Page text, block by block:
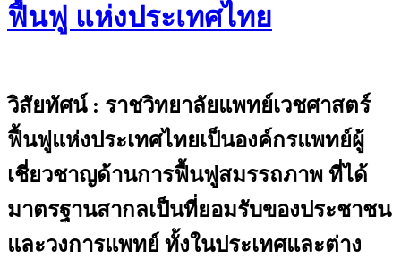
ฟื้นฟู แห่งประเทศไทย
วิสัยทัศน์ : ราชวิทยาลัยแพทย์เวชศาสตร์
ฟื้นฟูแห่งประเทศไทยเป็นองค์กรแพทย์ผู้
เชี่ยวชาญด้านการฟื้นฟูสมรรถภาพ ที่ได้
มาตรฐานสากลเป็นที่ยอมรับของประชาชน
และวงการแพทย์ ทั้งในประเทศและต่าง